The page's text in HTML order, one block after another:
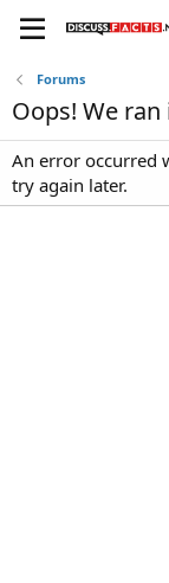
Forums
Oops! We
An error occurred
try again later.